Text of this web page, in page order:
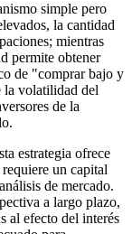
simple pero
la cantidad
mientras
permite obtener
de "comprar bajo y
la volatilidad del
de la
estrategia ofrece
un capital
de mercado.
a largo plazo,
al efecto del interés